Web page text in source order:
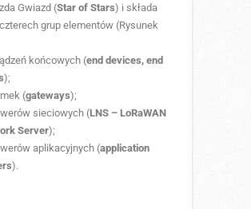
Gwiazd (Star of Stars) i składa
grup elementów (Rysunek
końcowych (end devices, end
);
(gateways);
sieciowych (LNS – LoRaWAN
Server);
aplikacyjnych (application
).